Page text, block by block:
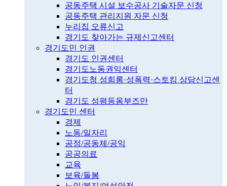
공동주택 시설 보수공사 기술자문 신청
공동주택 관리지원 자문 신청
누리집 오류신고
경기도 찾아가는 규제신고센터
경기도민 인권
경기도 인권센터
경기도노동권익센터
경기도청 성희롱·성폭력·스토킹 상담신고센
터
경기도 성평등옴부즈만
경기도민 센터
경제
노동/일자리
공정/공동체/공익
공공의료
교육
보육/돌봄